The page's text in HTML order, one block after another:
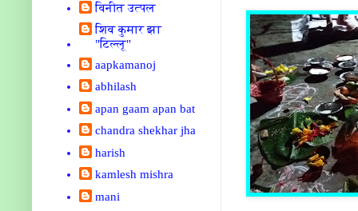
विनीत उत्पल
शिव कुमार झा
"टिल्लू"
aapkamanoj
abhilash
apan gaam apan bat
chandra shekhar jha
harish
kamlesh mishra
mani